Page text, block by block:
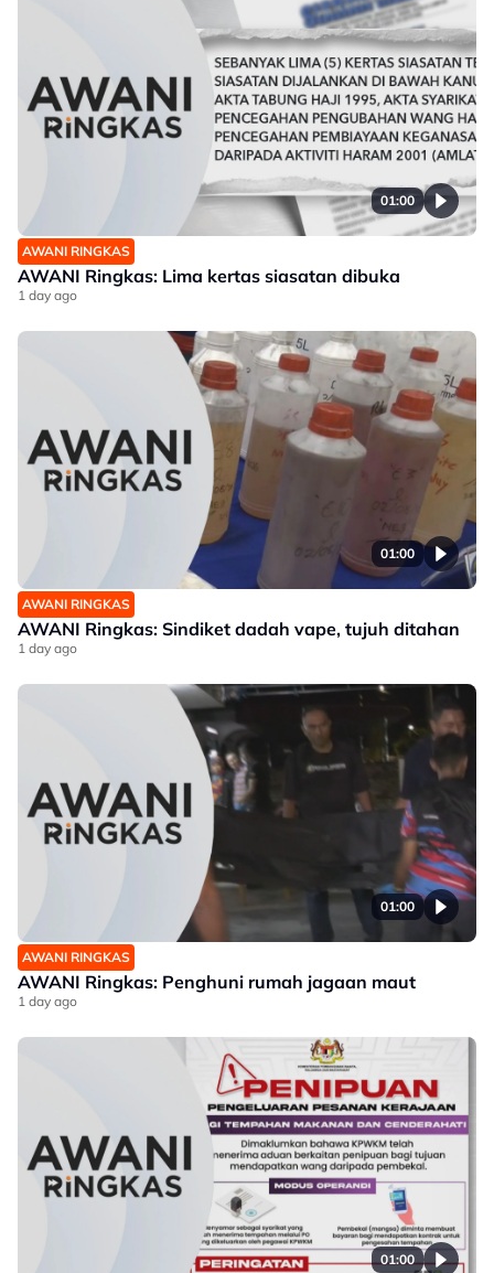
01:00
AWANI RINGKAS
AWANI Ringkas: Lima kertas siasatan dibuka
1 day ago
01:00
AWANI RINGKAS
AWANI Ringkas: Sindiket dadah vape, tujuh ditahan
1 day ago
01:00
AWANI RINGKAS
AWANI Ringkas: Penghuni rumah jagaan maut
1 day ago
01:00